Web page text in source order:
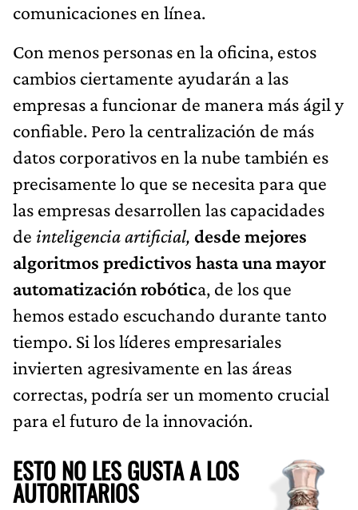
comunicaciones en línea.
Con menos personas en la oficina, estos
cambios ciertamente ayudarán a las
empresas a funcionar de manera más ágil y
confiable. Pero la centralización de más
datos corporativos en la nube también es
precisamente lo que se necesita para que
las empresas desarrollen las capacidades
de inteligencia artificial, desde mejores
algoritmos predictivos hasta una mayor
automatización robótica, de los que
hemos estado escuchando durante tanto
tiempo. Si los líderes empresariales
invierten agresivamente en las áreas
correctas, podría ser un momento crucial
para el futuro de la innovación.
ESTO NO LES GUSTA A LOS
AUTORITARIOS